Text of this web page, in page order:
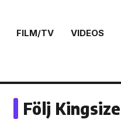
FILM/TV VIDEOS
Följ Kingsize